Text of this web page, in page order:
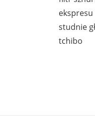
studnie
tchibo